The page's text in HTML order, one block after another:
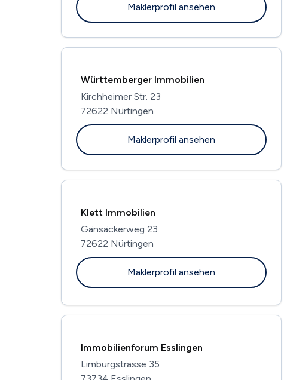
Maklerprofil ansehen
Württemberger Immobilien
Kirchheimer Str. 23
72622 Nürtingen
Maklerprofil ansehen
Klett Immobilien
Gänsäckerweg 23
72622 Nürtingen
Maklerprofil ansehen
Immobilienforum Esslingen
Limburgstrasse 35